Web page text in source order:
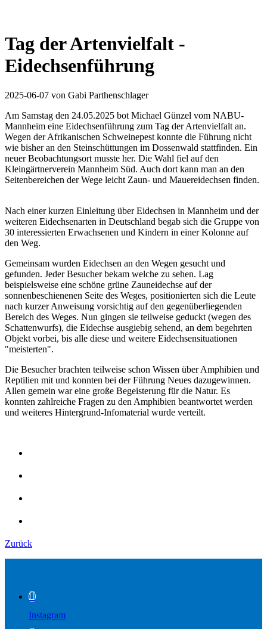
Tag der Artenvielfalt -
Eidechsenführung
2025-06-07 von Gabi Parthenschlager
Am Samstag den 24.05.2025 bot Michael Günzel vom NABU-
Mannheim eine Eidechsenführung zum Tag der Artenvielfalt an.
Wegen der Afrikanischen Schweinepest konnte die Führung nicht
wie bisher an den Steinschüttungen im Dossenwald stattfinden. Ein
neuer Beobachtungsort musste her. Die Wahl fiel auf den
Kleingärtnerverein Mannheim Süd. Auch dort kann man an den
Seitenbereichen der Wege leicht Zaun- und Mauereidechsen finden.
Nach einer kurzen Einleitung über Eidechsen in Mannheim und der
weiteren Eidechsenarten in Deutschland begab sich die Gruppe von
30 interessierten Erwachsenen und Kindern in einer Kolonne auf
den Weg.
Gemeinsam wurden Eidechsen an den Wegen gesucht und
gefunden. Jeder Besucher bekam welche zu sehen. Lag
beispielsweise eine schöne grüne Zauneidechse auf der
sonnenbeschienenen Seite des Weges, positionierten sich die Leute
nach kurzer Anweisung vorsichtig auf den gegenüberliegenden
Bereich des Weges. Nun gingen sie teilweise geduckt (wegen des
Schattenwurfs), die Eidechse ausgiebig sehend, an dem begehrten
Objekt vorbei, bis alle diese und weitere Eidechsensituationen
"meisterten".
Die Besucher brachten teilweise schon Wissen über Amphibien und
Reptilien mit und konnten bei der Führung Neues dazugewinnen.
Allen gemein war eine große Begeisterung für die Natur. Es
konnten zahlreiche Fragen zu den Amphibien beantwortet werden
und weiteres Hintergrund-Infomaterial wurde verteilt.
Zurück
Instagram